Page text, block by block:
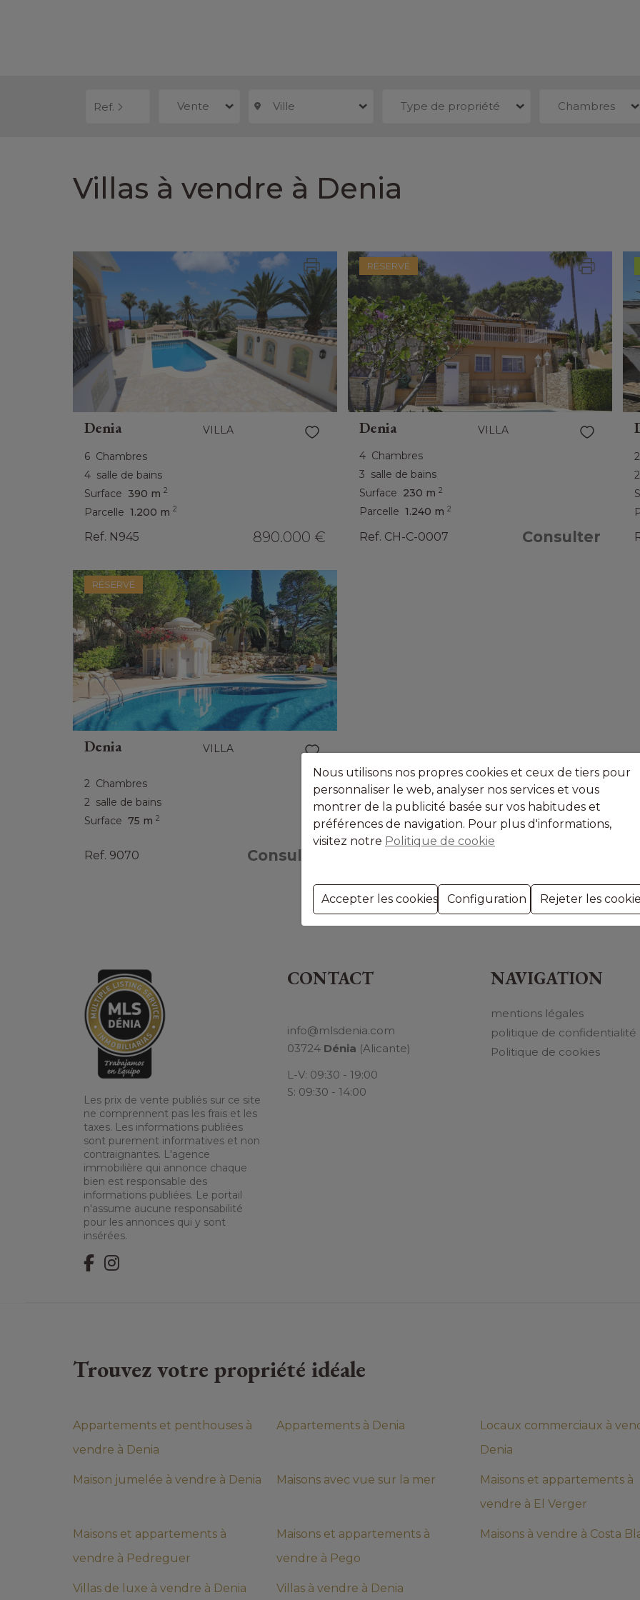
Ref. Vente Ville Type de propriété Chambres
Villas à vendre à Denia
Denia VILLA
6 Chambres
4 salle de bains
Surface 390 m 2
Parcelle 1.200 m 2
Ref. N945 890.000 €
RÉSERVÉ
Denia
VILLA
4 Chambres
3 salle de bains
Surface 230 m 2
Parcelle 1.240 m 2
Ref. CH-C-0007 Consulter
2
2
RÉSERVÉ
Denia VILLA
2 Chambres
2 salle de bains
Surface 75 m 2
Ref. 9070 Consulter
Les prix de vente publiés sur ce site
ne comprennent pas les frais et les
taxes. Les informations publiées
sont purement informatives et non
contraignantes. L'agence
immobilière qui annonce chaque
bien est responsable des
informations publiées. Le portail
n'assume aucune responsabilité
pour les annonces qui y sont
insérées.
CONTACT
info@mlsdenia.com
03724 Dénia (Alicante)
L-V: 09:30 - 19:00
S: 09:30 - 14:00
NAVIGATION
mentions légales
politique de confidentialité
Politique de cookies
Trouvez votre propriété idéale
Appartements et penthouses à
vendre à Denia
Appartements à Denia
Locaux commerciaux à
Denia
Maison jumelée à vendre à Denia Maisons avec vue sur la mer
Maisons et appartements à
vendre à El Verger
Maisons et appartements à
vendre à Pedreguer
Maisons et appartements à
vendre à Pego
Maisons à vendre à Costa
Villas de luxe à vendre à Denia Villas à vendre à Denia
Nous utilisons nos propres cookies et ceux de tiers pour
personnaliser le web, analyser nos services et vous
montrer de la publicité basée sur vos habitudes et
préférences de navigation. Pour plus d'informations,
visitez notre Politique de cookie
Accepter les cookies Configuration Rejeter les